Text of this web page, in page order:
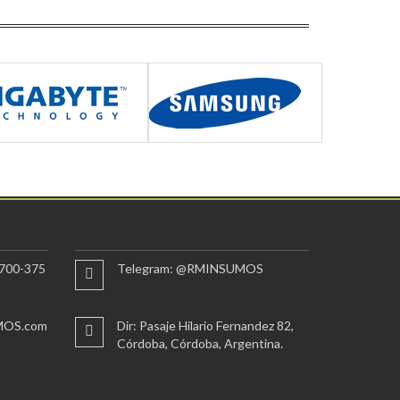
375 Telegram: @RMINSUMOS
Dir: Pasaje Hilario Fernandez 82,
Córdoba, Córdoba, Argentina.